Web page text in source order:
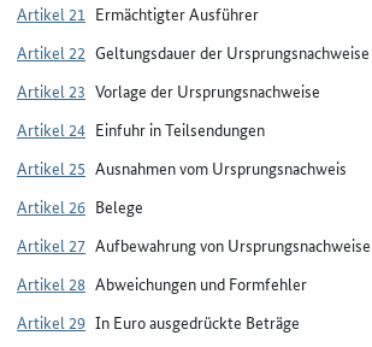
Artikel 21 Ermächtigter Ausführer
Artikel 22 Geltungsdauer der Ursprungsnachweise
Artikel 23 Vorlage der Ursprungsnachweise
Artikel 24 Einfuhr in Teilsendungen
Artikel 25 Ausnahmen vom Ursprungsnachweis
Artikel 26 Belege
Artikel 27 Aufbewahrung von
Artikel 28 Abweichungen und Formfehler
Artikel 29 In Euro ausgedrückte Beträge